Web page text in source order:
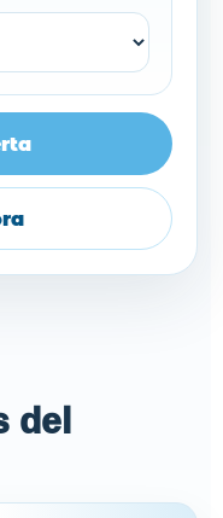
del